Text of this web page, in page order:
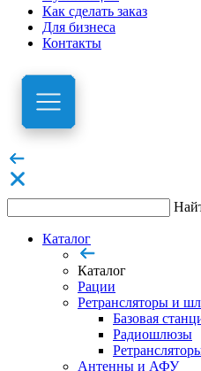
Как сделать заказ
Для бизнеса
Контакты
Каталог
Каталог
Рации
Ретрансляторы и
Базовая
Радиошлюзы
Антенны и АФУ